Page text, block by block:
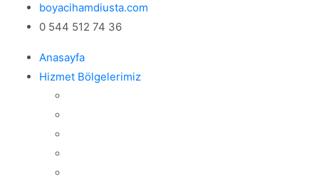
boyacihamdiusta.com
0 544 512 74 36
Anasayfa
Hizmet Bölgelerimiz